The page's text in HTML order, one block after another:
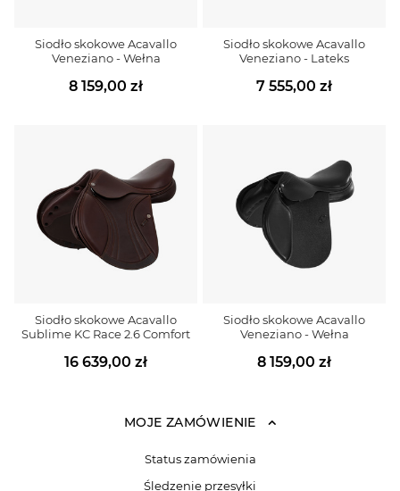
Siodło skokowe Acavallo
Veneziano - Wełna
8 159,00 zł
Siodło skokowe Acavallo
Veneziano - Lateks
7 555,00 zł
Siodło skokowe Acavallo
Sublime KC Race 2.6 Comfort
16 639,00 zł
Siodło skokowe Acavallo
Veneziano - Wełna
8 159,00 zł
MOJE ZAMÓWIENIE
Status zamówienia
Śledzenie przesyłki